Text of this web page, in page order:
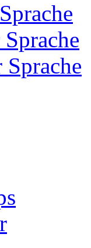
Sprache